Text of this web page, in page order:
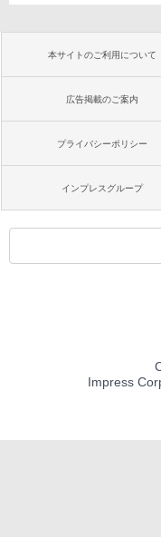
本サイトのご利用について
広告掲載のご案内
プライバシーポリシー
インプレスグループ
Impress